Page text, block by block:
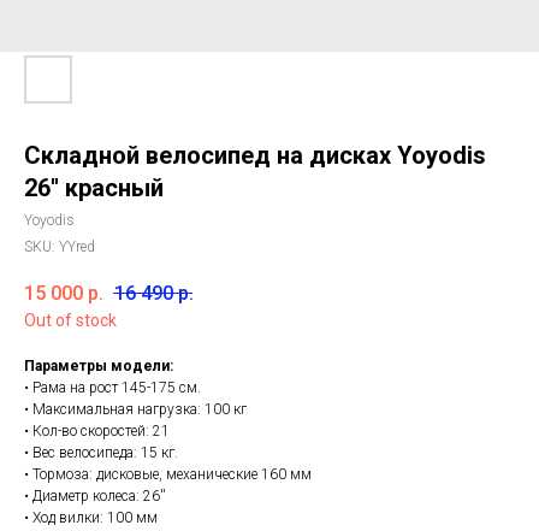
Складной велосипед на дисках Yoyodis
26'' красный
Yoyodis
SKU: YYred
15 000 р. 16 490 р.
Out of stock
Параметры модели:
• Рама на рост 145-175 см.
• Максимальная нагрузка: 100 кг
• Кол-во скоростей: 21
• Вес велосипеда: 15 кг.
• Тормоза: дисковые, механические 160 мм
• Диаметр колеса: 26''
• Ход вилки: 100 мм